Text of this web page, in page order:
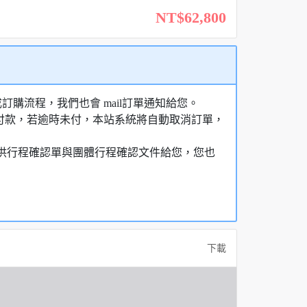
NT$62,800
購流程，我們也會 mail訂單通知給您。
，若逾時未付，本站系統將自動取消訂單，
行程確認單與團體行程確認文件給您，您也
下載